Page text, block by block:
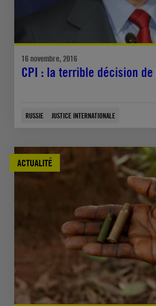
16 novembre, 2016
CPI : la terrible décision de
RUSSIE JUSTICE INTERNATIONALE
ACTUALITÉ